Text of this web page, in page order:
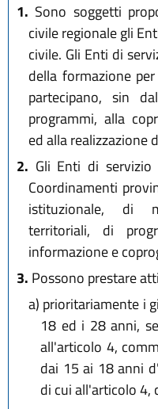
1. Sono soggetti
civile regionale gli
civile. Gli Enti di
della formazione
partecipano, sin
programmi, alla
ed alla realizzazione
2. Gli Enti di servizio
Coordinamenti
istituzionale, di
territoriali, di
informazione e
3. Possono prestare
a) prioritariamente i
18 ed i 28 anni,
all'articolo 4,
dai 15 ai 18 anni
di cui all'articolo 4,